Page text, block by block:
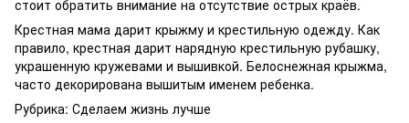
стоит обратить внимание на отсутствие острых краёв.
Крестная мама дарит крыжму и крестильную одежду. Как
правило, крестная дарит нарядную крестильную рубашку,
украшенную кружевами и вышивкой. Белоснежная крыжма,
часто декорирована вышитым именем ребенка.
Рубрика: Сделаем жизнь лучше